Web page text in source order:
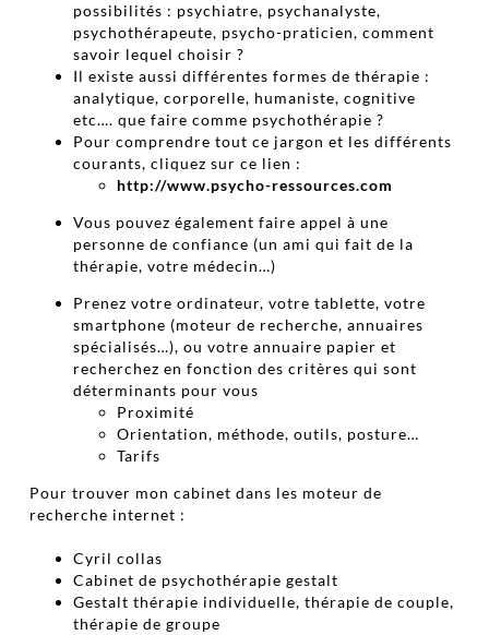
possibilités : psychiatre, psychanalyste,
psychothérapeute, psycho-praticien, comment
savoir lequel choisir ?
Il existe aussi différentes formes de thérapie :
analytique, corporelle, humaniste, cognitive
etc…. que faire comme psychothérapie ?
Pour comprendre tout ce jargon et les différents
courants, cliquez sur ce lien :
http://www.psycho-ressources.com
Vous pouvez également faire appel à une
personne de confiance (un ami qui fait de la
thérapie, votre médecin…)
Prenez votre ordinateur, votre tablette, votre
smartphone (moteur de recherche, annuaires
spécialisés…), ou votre annuaire papier et
recherchez en fonction des critères qui sont
déterminants pour vous
Proximité
Orientation, méthode, outils, posture…
Tarifs
Pour trouver mon cabinet dans les moteur de
recherche internet :
Cyril collas
Cabinet de psychothérapie gestalt
Gestalt thérapie individuelle, thérapie de couple,
thérapie de groupe